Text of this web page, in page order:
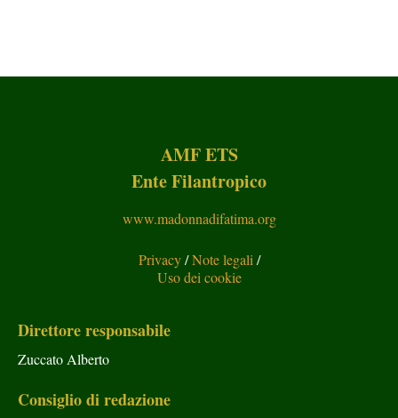
AMF ETS
Ente Filantropico
www.madonnadifatima.org
Privacy/Note legali /
Uso dei cookie
Direttore responsabile
Zuccato Alberto
Consiglio di redazione